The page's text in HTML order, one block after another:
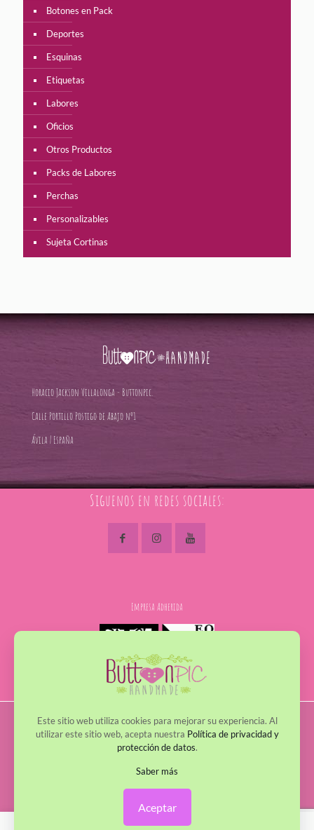
Botones en Pack
Deportes
Esquinas
Etiquetas
Labores
Oficios
Otros Productos
Packs de Labores
Perchas
Personalizables
Sujeta Cortinas
Horacio Jackson Villalonga - Buttonpic.
Calle Portillo Postigo de Abajo nº1
Ávila | España
Siguenos en redes sociales:
Empresa Adherida
© 2017 - 2022 ButtonPic. Todos los derechos reservados
Política de Privacidad
Política de Cookies
Este sitio web utiliza cookies para mejorar su experiencia. Al
utilizar este sitio web, acepta nuestra Política de privacidad y
protección de datos.
Saber más
Aceptar